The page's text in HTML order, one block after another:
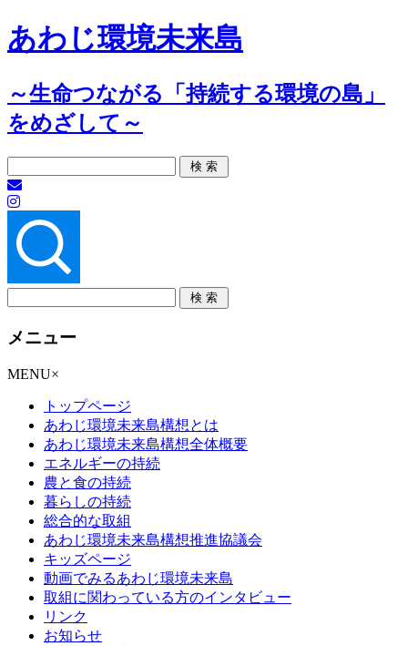
あわじ環境未来島
～生命つながる「持続する環境の島」
をめざして～
メニュー
コ
MENU×
トップページ
あわじ環境未来島構想とは
あわじ環境未来島構想全体概要
エネルギーの持続
農と食の持続
暮らしの持続
総合的な取組
あわじ環境未来島構想推進協議会
キッズページ
動画でみるあわじ環境未来島
取組に関わっている方のインタビュー
リンク
お知らせ